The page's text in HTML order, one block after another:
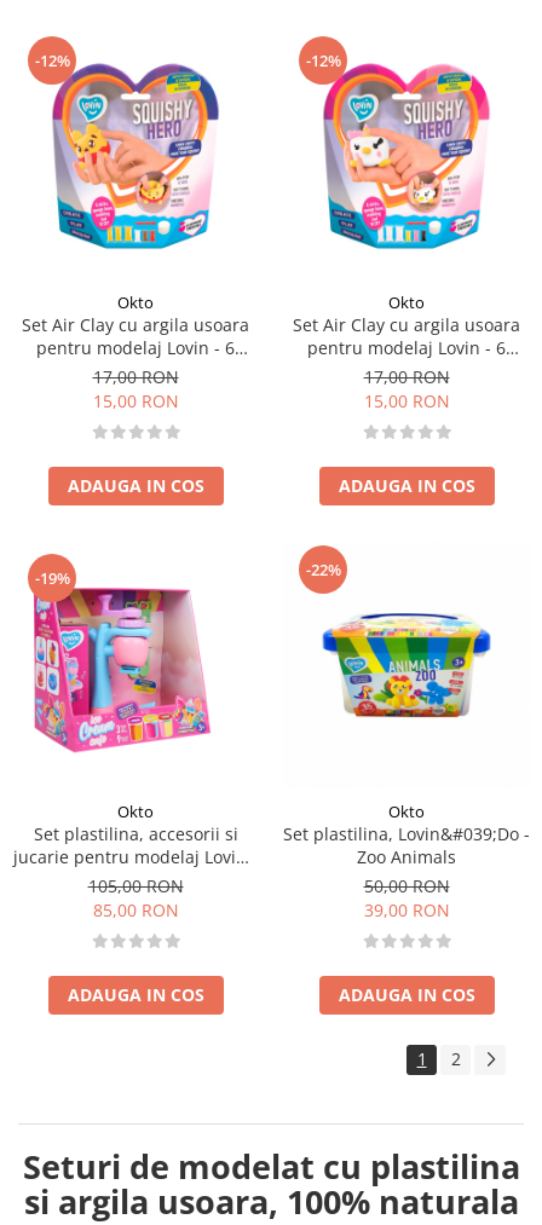
-12%
Okto
Set Air Clay cu argila usoara
pentru modelaj Lovin - 6
culori - Squishy Hero - Squiny
Pooh
17,00 RON
15,00 RON
ADAUGA IN COS
-12%
Okto
Set Air Clay cu argila usoara
pentru modelaj Lovin - 6
culori - Squishy Hero -
Teensy-Weensy
17,00 RON
15,00 RON
ADAUGA IN COS
-19%
Okto
Set plastilina, accesorii si
jucarie pentru modelaj Lovin -
Ice Cream Cafe
105,00 RON
85,00 RON
ADAUGA IN COS
-22%
Okto
Set plastilina, Lovin&#039;Do -
Zoo Animals
50,00 RON
39,00 RON
ADAUGA IN COS
1 2
Seturi de modelat cu plastilina
si argila usoara, 100% naturala